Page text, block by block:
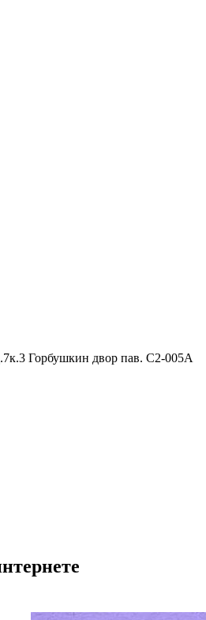
Горбушкин двор пав. C2-005A